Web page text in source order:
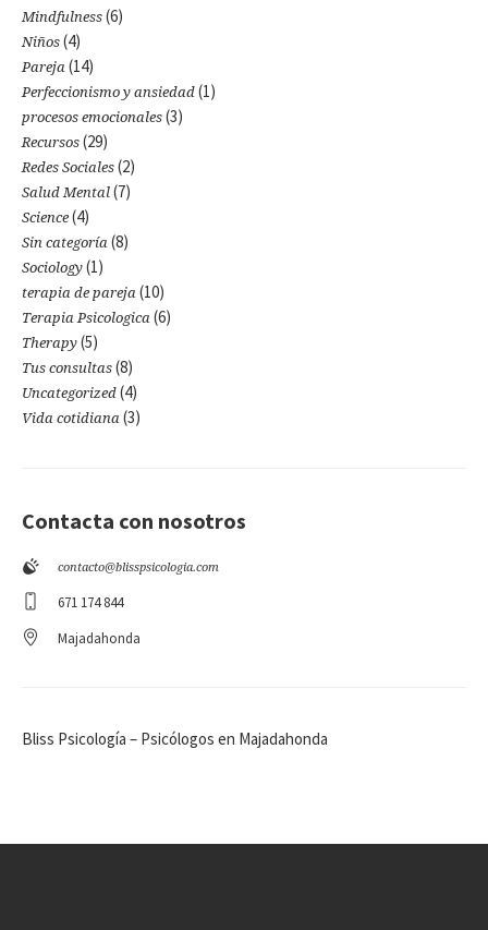
Mindfulness (6)
Niños (4)
Pareja (14)
Perfeccionismo y ansiedad (1)
procesos emocionales (3)
Recursos (29)
Redes Sociales (2)
Salud Mental (7)
Science (4)
Sin categoría (8)
Sociology (1)
terapia de pareja (10)
Terapia Psicologica (6)
Therapy (5)
Tus consultas (8)
Uncategorized (4)
Vida cotidiana (3)
Contacta con nosotros
contacto@blisspsicologia.com
671 174 844
Majadahonda
Bliss Psicología – Psicólogos en Majadahonda